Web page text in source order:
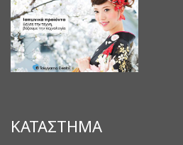
ΚΑΤΑΣΤΗΜΑ